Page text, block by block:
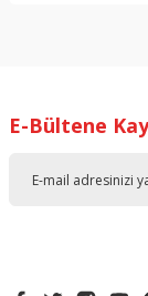
Ürün resmi
E-Bültene